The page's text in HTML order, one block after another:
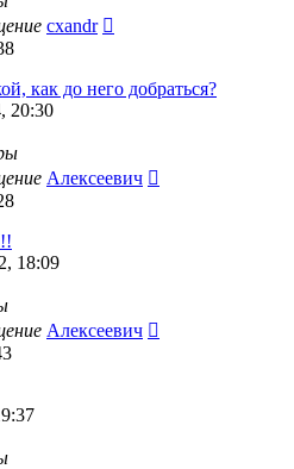
cxandr
как до него добраться?
20:30
Алексеевич
18:09
Алексеевич